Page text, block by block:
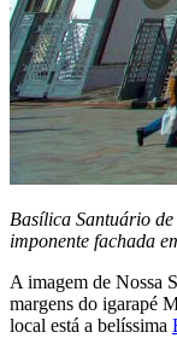
Basílica Santuário
imponente fachada
A imagem de Nossa
margens do igarapé
local está a belíssima